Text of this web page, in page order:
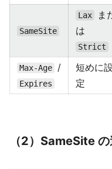
SameSite
Lax
ま
は
Strict
Max-Age /
Expires
短めに設
定
（2）SameSite